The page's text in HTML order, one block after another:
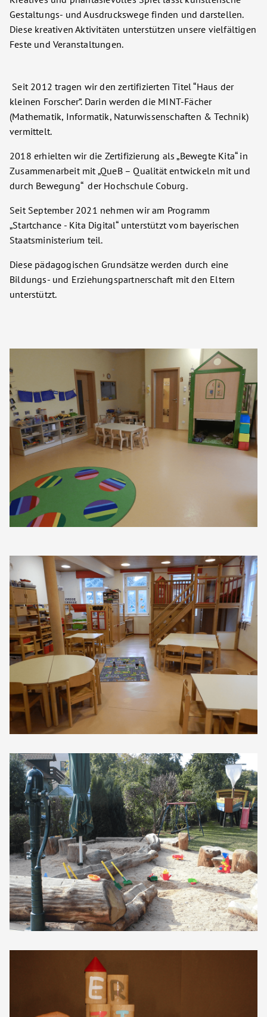
Gestaltungs- und Ausdruckswege finden und darstellen.
Diese kreativen Aktivitäten unterstützen unsere vielfältigen
Feste und Veranstaltungen.
Seit 2012 tragen wir den zertifizierten Titel “Haus der
kleinen Forscher”. Darin werden die MINT-Fächer
(Mathematik, Informatik, Naturwissenschaften & Technik)
vermittelt.
2018 erhielten wir die Zertifizierung als „Bewegte Kita“ in
Zusammenarbeit mit „QueB – Qualität entwickeln mit und
durch Bewegung“ der Hochschule Coburg.
Seit September 2021 nehmen wir am Programm
„Startchance - Kita Digital“ unterstützt vom bayerischen
Staatsministerium teil.
Diese pädagogischen Grundsätze werden durch eine
Bildungs- und Erziehungspartnerschaft mit den Eltern
unterstützt.